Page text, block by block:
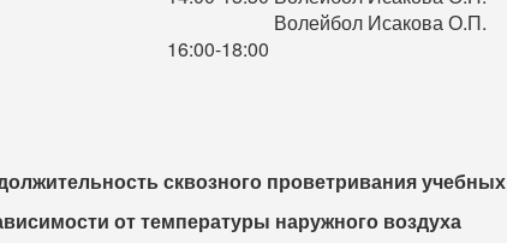
16:00-18:00
Волейбол Исакова О.П.
сквозного проветривания учебных
от температуры наружного воздуха